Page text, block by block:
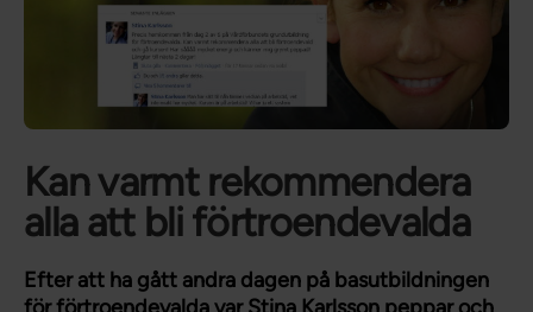
Kan varmt rekommendera
alla att bli förtroendevalda
Efter att ha gått andra dagen på basutbildningen